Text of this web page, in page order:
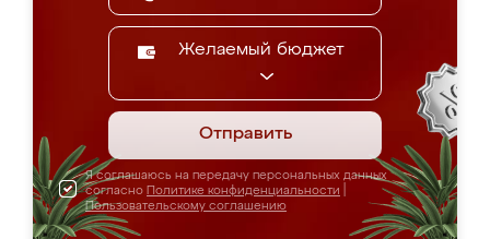
Желаемый бюджет
Отправить
Я соглашаюсь на передачу персональных данных
согласно Политике конфиденциальности
Пользовательскому соглашению